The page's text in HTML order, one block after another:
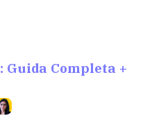
Completa +